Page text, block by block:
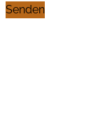
Senden